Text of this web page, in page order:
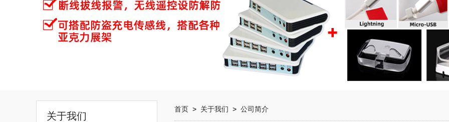
关于我们
首页 > 关于我们 > 公司简介